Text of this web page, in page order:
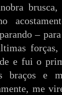
–
e fui o
braços e
me